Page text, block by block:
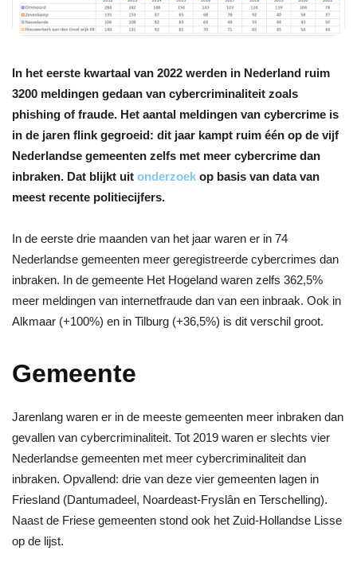
In het eerste kwartaal van 2022 werden in Nederland ruim
3200 meldingen gedaan van cybercriminaliteit zoals
phishing of fraude. Het aantal meldingen van cybercrime is
in de jaren flink gegroeid: dit jaar kampt ruim één op de vijf
Nederlandse gemeenten zelfs met meer cybercrime dan
inbraken. Dat blijkt uit onderzoek op basis van data van
meest recente politiecijfers.
In de eerste drie maanden van het jaar waren er in 74
Nederlandse gemeenten meer geregistreerde cybercrimes dan
inbraken. In de gemeente Het Hogeland waren zelfs 362,5%
meer meldingen van internetfraude dan van een inbraak. Ook in
Alkmaar (+100%) en in Tilburg (+36,5%) is dit verschil groot.
Gemeente
Jarenlang waren er in de meeste gemeenten meer inbraken dan
gevallen van cybercriminaliteit. Tot 2019 waren er slechts vier
Nederlandse gemeenten met meer cybercriminaliteit dan
inbraken. Opvallend: drie van deze vier gemeenten lagen in
Friesland (Dantumadeel, Noardeast-Fryslân en Terschelling).
Naast de Friese gemeenten stond ook het Zuid-Hollandse Lisse
op de lijst.